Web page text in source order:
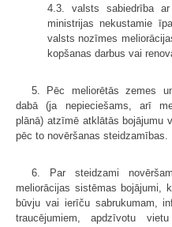
4.3. valsts sabiedrība ar
ministrijas nekustamie
valsts nozīmes
kopšanas darbus vai
5. Pēc meliorētās zemes
dabā (ja nepieciešams, arī
plānā) atzīmē atklātās bojājumu
pēc to novēršanas steidzamības.
6. Par steidzami
meliorācijas sistēmas bojājumi,
būvju vai ierīču sabrukumam,
traucējumiem, apdzīvotu